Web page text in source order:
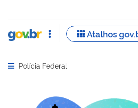
Abrir menu principal de navegação
Polícia Federal